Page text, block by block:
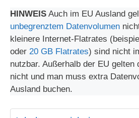
HINWEIS Auch im EU Ausland
unbegrenztem Datenvolumen
kleinere Internet-Flatrates
oder 20 GB Flatrates) sind nicht
nutzbar. Außerhalb der EU gelten
nicht und man muss extra
Ausland buchen.